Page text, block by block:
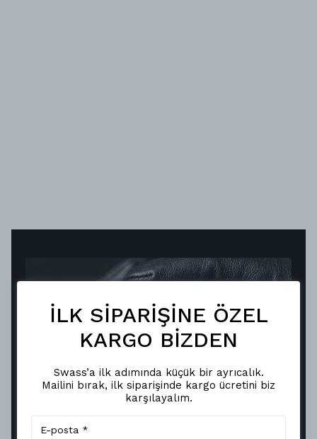
KUSURSUZ YANSIMA, KALICI
İLK SİPARİŞİNE ÖZEL
KARGO BİZDEN
Swass’a ilk adımında küçük bir ayrıcalık.
Mailini bırak, ilk siparişinde kargo ücretini biz
karşılayalım.